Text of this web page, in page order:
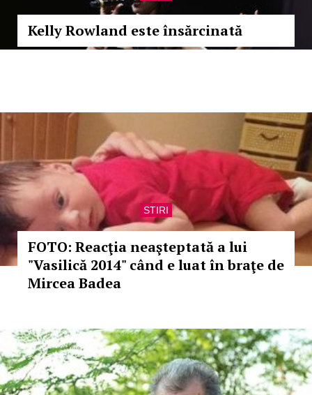
Kelly Rowland este însărcinată
STIRI
FOTO: Reacţia neaşteptată a lui
"Vasilică 2014" când e luat în braţe de
Mircea Badea